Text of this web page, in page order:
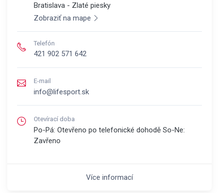
Bratislava - Zlaté piesky
Zobraziť na mape
Telefón
421 902 571 642
E-mail
info@lifesport.sk
Otevírací doba
Po-Pá: Otevřeno po telefonické dohodě So-Ne:
Zavřeno
Více informací